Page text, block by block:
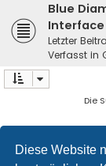
Diese Website
Blue
Interface
Letzter
Verfasst in
Die